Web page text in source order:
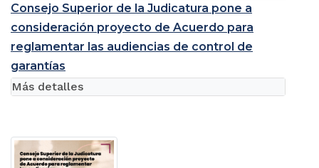
Consejo Superior de la Judicatura pone a
consideración proyecto de Acuerdo para
reglamentar las audiencias de control de
garantías
Más detalles